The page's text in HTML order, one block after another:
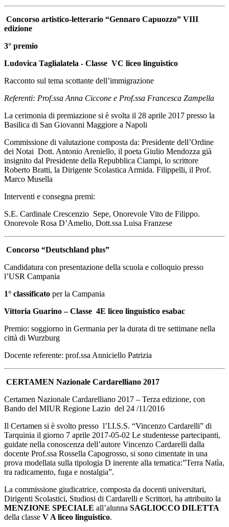
Concorso artistico-letterario “Gennaro Capuozzo” VIII
edizione
3° premio
Ludovica Taglialatela - Classe VC liceo linguistico
Racconto sul tema scottante dell’immigrazione
Referenti: Prof.ssa Anna Ciccone e Prof.ssa Francesca Zampella
La cerimonia di premiazione si è svolta il 28 aprile 2017 presso la
Basilica di San Giovanni Maggiore a Napoli
Commissione di valutazione composta da: Presidente dell’Ordine
dei Notai Dott. Antonio Areniello, il poeta Giulio Mendozza già
insignito dal Presidente della Repubblica Ciampi, lo scrittore
Roberto Bratti, la Dirigente Scolastica Armida. Filippelli, il Prof.
Marco Musella
Interventi e consegna premi:
S.E. Cardinale Crescenzio Sepe, Onorevole Vito de Filippo.
Onorevole Rosa D’Amelio, Dott.ssa Luisa Franzese
Concorso “Deutschland plus”
Candidatura con presentazione della scuola e colloquio presso
l’USR Campania
1° classificato per la Campania
Vittoria Guarino – Classe 4E liceo linguistico esabac
Premio: soggiorno in Germania per la durata di tre settimane nella
città di Wurzburg
Docente referente: prof.ssa Anniciello Patrizia
CERTAMEN Nazionale Cardarelliano 2017
Certamen Nazionale Cardarelliano 2017 – Terza edizione, con
Bando del MIUR Regione Lazio del 24 /11/2016
Il Certamen si è svolto presso l’I.I.S.S. “Vincenzo Cardarelli” di
Tarquinia il giorno 7 aprile 2017-05-02 Le studentesse partecipanti,
guidate nella conoscenza dell’autore Vincenzo Cardarelli dalla
docente Prof.ssa Rossella Capogrosso, si sono cimentate in una
prova modellata sulla tipologia D inerente alla tematica:”Terra Natìa,
tra radicamento, fuga e nostalgia”.
La commissione giudicatrice, composta da docenti universitari,
Dirigenti Scolastici, Studiosi di Cardarelli e Scrittori, ha attribuito la
MENZIONE SPECIALE all’alunna SAGLIOCCO DILETTA
della classe V A liceo linguistico.